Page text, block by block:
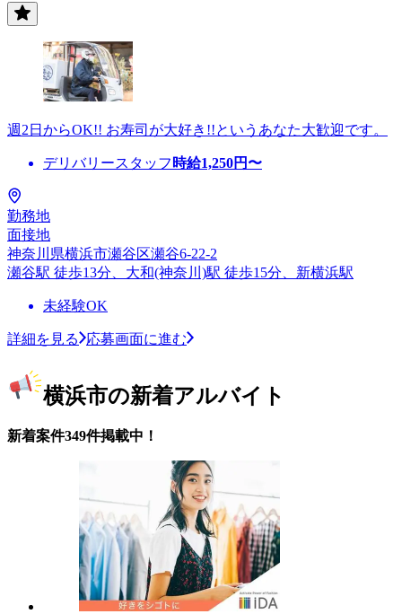
週2日からOK!! お寿司が大好き!!というあなた大歓迎です。
デリバリースタッフ 時給1,250円〜
勤務地
面接地
神奈川県横浜市瀬谷区瀬谷6-22-2
瀬谷駅 徒歩13分、大和(神奈川)駅 徒歩15分、新横浜駅
未経験OK
詳細を見る 応募画面に進む
横浜市の新着アルバイト
新着案件349件掲載中！